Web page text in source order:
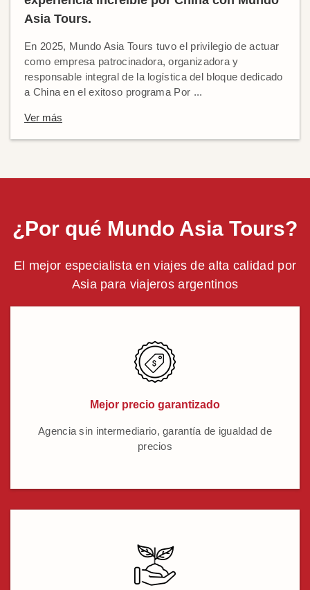
Asia Tours.
En 2025, Mundo Asia Tours tuvo el privilegio de actuar
como empresa patrocinadora, organizadora y
responsable integral de la logística del bloque dedicado
a China en el exitoso programa Por ...
Ver más
¿Por qué Mundo Asia Tours?
El mejor especialista en viajes de alta calidad por
Asia para viajeros argentinos
Mejor precio garantizado
Agencia sin intermediario, garantía de igualdad de
precios